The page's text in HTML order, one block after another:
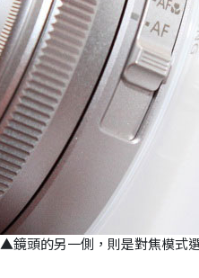
▲鏡頭的另一側，則是對焦模式